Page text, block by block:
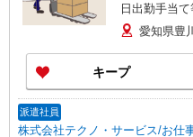
日出勤手当て等が
給 愛知県豊
キープ
派遣社員
株式会社テクノ・サービス/お仕